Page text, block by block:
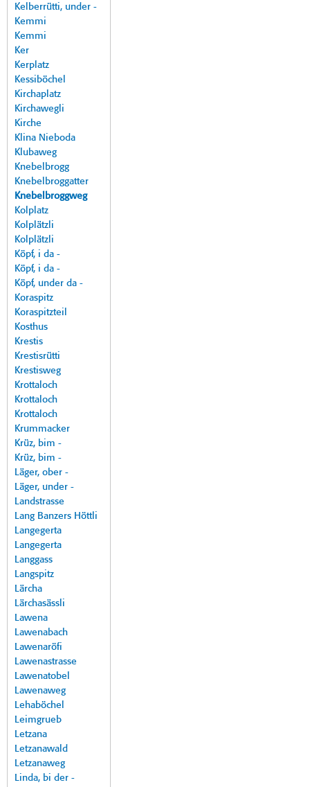
Kelberrütti, under -
Kemmi
Kemmi
Ker
Kerplatz
Kessiböchel
Kirchaplatz
Kirchawegli
Kirche
Klina Nieboda
Klubaweg
Knebelbrogg
Knebelbroggatter
Knebelbroggweg
Kolplatz
Kolplätzli
Kolplätzli
Köpf, i da -
Köpf, i da -
Köpf, under da -
Koraspitz
Koraspitzteil
Kosthus
Krestis
Krestisrütti
Krestisweg
Krottaloch
Krottaloch
Krottaloch
Krummacker
Krüz, bim -
Krüz, bim -
Läger, ober -
Läger, under -
Landstrasse
Lang Banzers Höttli
Langegerta
Langegerta
Langgass
Langspitz
Lärcha
Lärchasässli
Lawena
Lawenabach
Lawenaröfi
Lawenastrasse
Lawenatobel
Lawenaweg
Lehaböchel
Leimgrueb
Letzana
Letzanawald
Letzanaweg
Linda, bi der -